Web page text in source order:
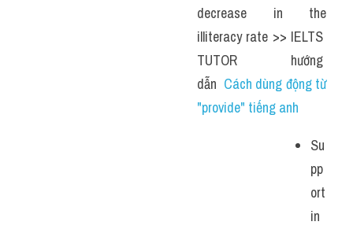
decrease in the
illiteracy rate >> IELTS
TUTOR hướng
dẫn Cách dùng động từ
"provide" tiếng anh
Su
pp
ort
in